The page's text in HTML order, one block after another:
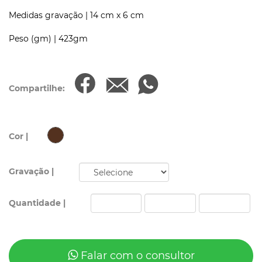
Medidas gravação | 14 cm x 6 cm
Peso (gm) | 423gm
Compartilhe:
Cor |
Gravação |
Quantidade |
Falar com o consultor